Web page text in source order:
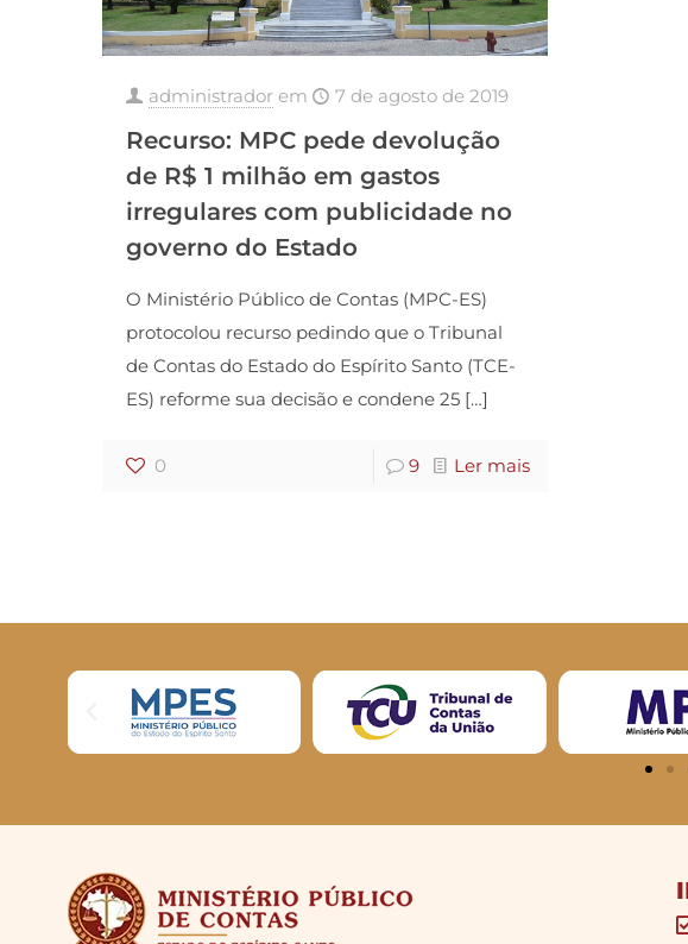
administrador em 7 de agosto de 2019
Recurso: MPC pede devolução
de R$ 1 milhão em gastos
irregulares com publicidade no
governo do Estado
O Ministério Público de Contas (MPC-ES)
protocolou recurso pedindo que o Tribunal
de Contas do Estado do Espírito Santo (TCE-
ES) reforme sua decisão e condene 25[…]
0 9 Ler mais